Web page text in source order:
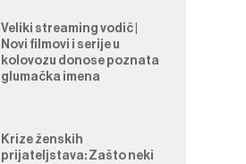
Veliki streaming vodič |
Novi filmovi i serije u
kolovozu donose poznata
glumačka imena
Krize ženskih
prijateljstava: Zašto neki